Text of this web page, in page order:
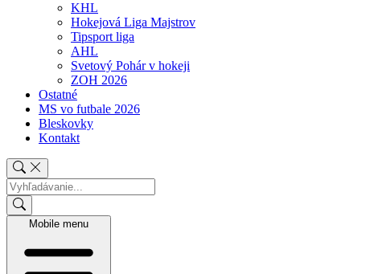
KHL
Hokejová Liga Majstrov
Tipsport liga
AHL
Svetový Pohár v hokeji
ZOH 2026
Ostatné
MS vo futbale 2026
Bleskovky
Kontakt
Mobile menu